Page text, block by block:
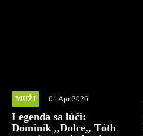
MUŽI 01 Apr 2026
Legenda sa lúči:
Dominik ,,Dolce,, Tóth